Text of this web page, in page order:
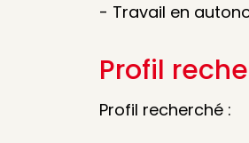
- Travail en
Profil
Profil recherché :